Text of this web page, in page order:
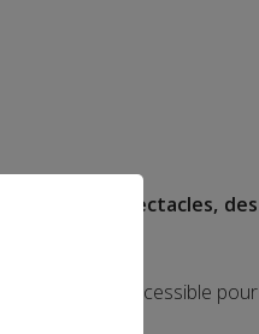
des spectacles, des
intelligente et accessible pour